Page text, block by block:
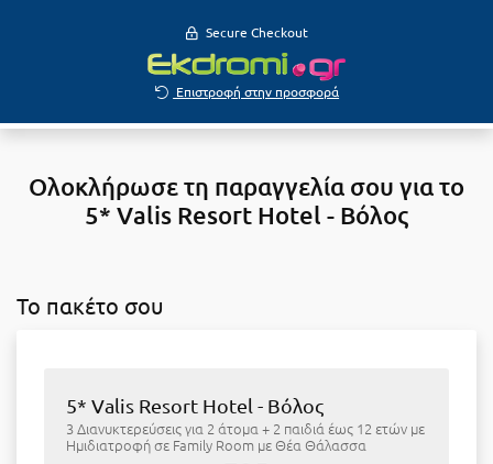
Secure Checkout
Επιστροφή στην προσφορά
Ολοκλήρωσε τη παραγγελία σου για το
5* Valis Resort Hotel - Βόλος
To πακέτο σου
5* Valis Resort Hotel - Βόλος
3 Διανυκτερεύσεις για 2 άτομα + 2 παιδιά έως 12 ετών με
Ημιδιατροφή σε Family Room με Θέα Θάλασσα